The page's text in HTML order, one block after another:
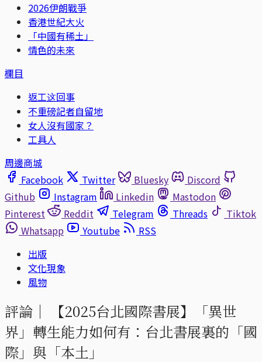
2026伊朗戰爭
香港世紀大火
「中國有稀土」
情色的未來
欄目
返工这回事
不重磅記者自留地
女人沒有國家？
工具人
周邊商城
Facebook
Twitter Bluesky
Discord
Github
Instagram Linkedin
Mastodon
Pinterest
Reddit Telegram Threads
Tiktok
Whatsapp
Youtube
RSS
出版
文化現象
風物
評論｜
【2025台北國際書展】「異世
界」轉生能力如何有：台北書展裏的「國
際」與「本土」